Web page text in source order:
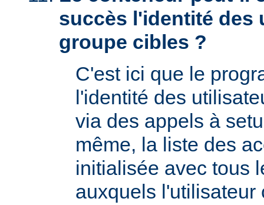
succès l'identité des
groupe cibles ?
C'est ici que le
l'identité des
via des appels à
même, la liste des
initialisée avec tous
auxquels l'utilisateur